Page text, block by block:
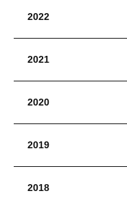
2022
2021
2020
2019
2018